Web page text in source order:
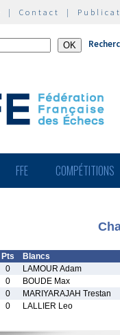
| Contact |
FFE COMPÉTITIONS
Pts Blancs
0 LAMOUR Adam
0 BOUDE Max
0 MARIYARAJAH Trestan
0 LALLIER Leo